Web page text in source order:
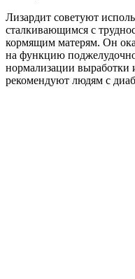
Лизардит советуют
сталкивающимся с
кормящим матерям. Он
на функцию
нормализации выработки
рекомендуют людям с